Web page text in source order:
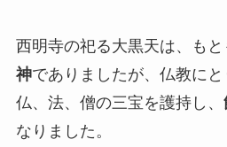
西明寺の祀る大黒天は、もと
神でありましたが、仏教にと
仏、法、僧の三宝を護持し、
なりました。